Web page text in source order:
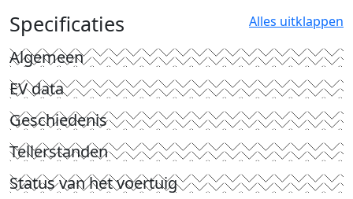
Specificaties Alles uitklappen
Algemeen
EV data
Geschiedenis
Tellerstanden
Status van het voertuig